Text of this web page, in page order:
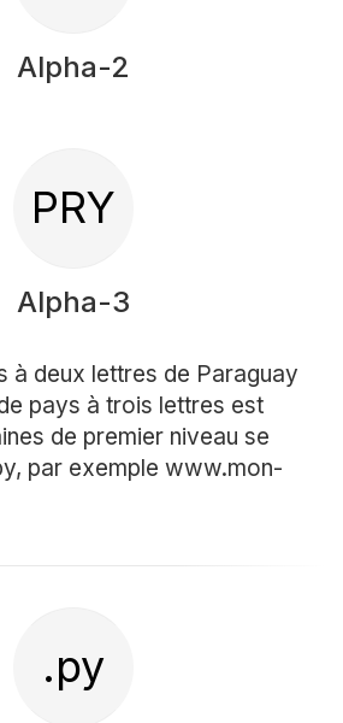
Alpha-2
PRY
Alpha-3
à deux lettres de Paraguay
pays à trois lettres est
de premier niveau se
par exemple www.mon-
.py